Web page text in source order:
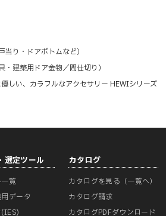
当り・ドアボトムなど）
・建築用ドア金物／間仕切り）
しい、カラフルなアクセサリー HEWIシリーズ
選定ツール
覧
データ
カタログ
カタログを見る（一覧へ）
カタログ請求
カタログPDFダウンロード